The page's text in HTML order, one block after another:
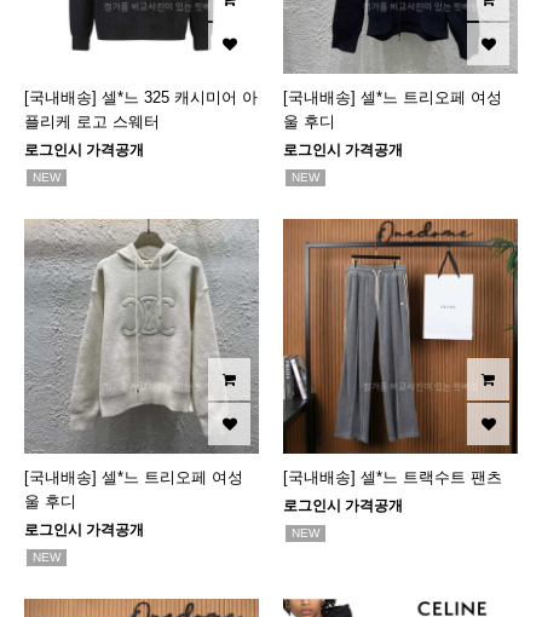
[국내배송] 셀*느 325 캐시미어 아
플리케 로고 스웨터
로그인시 가격공개
NEW
[국내배송] 셀*느 트리오페 여성
울 후디
로그인시 가격공개
NEW
[국내배송] 셀*느 트리오페 여성
울 후디
로그인시 가격공개
NEW
[국내배송] 셀*느 트랙수트 팬츠
로그인시 가격공개
NEW